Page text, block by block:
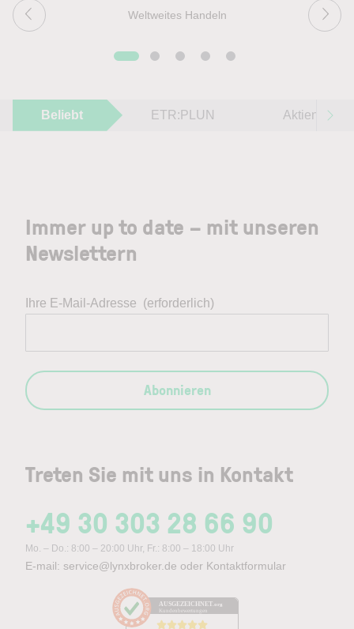
Weltweites Handeln
Beliebt ETR:PLUN Aktien im
Treten Sie mit uns in Kontakt
+49 30 303 28 66 90
Mo. – Do.: 8:00 – 20:00 Uhr, Fr.: 8:00 – 18:00 Uhr
E-mail: service@lynxbroker.de oder Kontaktformular
AUSGEZEICHNET .org
Kundenbewertungen
Immer up to date – mit unseren
Newslettern
Ihre E-Mail-Adresse (erforderlich)
Abonnieren